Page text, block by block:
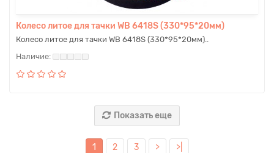
Колесо литое для тачки WB 6418S (330*95*20мм)
Колесо литое для тачки WB 6418S (330*95*20мм)..
Показать еще
1 2 3 > >|